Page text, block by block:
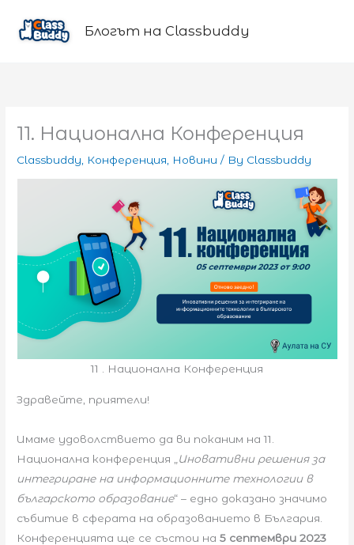
Блогът на Classbuddy
11. Национална Конференция
Classbuddy, Конференция, Новини / By Classbuddy
11 . Национална Конференция
Здравейте, приятели!
Имаме удоволствието да ви поканим на 11.
Национална конференция „
Иновативни решения за
интегриране на информационните технологии в
българското образование“ – едно доказано значимо
събитие в сферата на образованието в България.
Конференцията ще се състои на5 септември 2023